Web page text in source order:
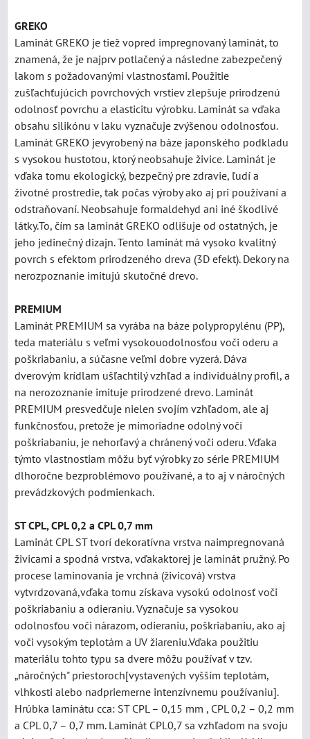
GREKO
Laminát GREKO je tiež vopred impregnovaný laminát, to
znamená, že je najprv potlačený a následne zabezpečený
lakom s požadovanými vlastnosťami. Použitie
zušľachťujúcich povrchových vrstiev zlepšuje prirodzenú
odolnosť povrchu a elasticitu výrobku. Laminát sa vďaka
obsahu silikónu v laku vyznačuje zvýšenou odolnosťou.
Laminát GREKO jevyrobený na báze japonského podkladu
s vysokou hustotou, ktorý neobsahuje živice. Laminát je
vďaka tomu ekologický, bezpečný pre zdravie, ľudí a
životné prostredie, tak počas výroby ako aj pri používaní a
odstraňovaní. Neobsahuje formaldehyd ani iné škodlivé
látky.To, čím sa laminát GREKO odlišuje od ostatných, je
jeho jedinečný dizajn. Tento laminát má vysoko kvalitný
povrch s efektom prirodzeného dreva (3D efekt). Dekory na
nerozpoznanie imitujú skutočné drevo.
PREMIUM
Laminát PREMIUM sa vyrába na báze polypropylénu (PP),
teda materiálu s veľmi vysokouodolnosťou voči oderu a
poškriabaniu, a súčasne veľmi dobre vyzerá. Dáva
dverovým krídlam ušľachtilý vzhľad a individuálny profil, a
na nerozoznanie imituje prirodzené drevo. Laminát
PREMIUM presvedčuje nielen svojím vzhľadom, ale aj
funkčnosťou, pretože je mimoriadne odolný voči
poškriabaniu, je nehorľavý a chránený voči oderu. Vďaka
týmto vlastnostiam môžu byť výrobky zo série PREMIUM
dlhoročne bezproblémovo používané, a to aj v náročných
prevádzkových podmienkach.
ST CPL, CPL 0,2 a CPL 0,7 mm
Laminát CPL ST tvorí dekoratívna vrstva naimpregnovaná
živicami a spodná vrstva, vďakaktorej je laminát pružný. Po
procese laminovania je vrchná (živicová) vrstva
vytvrdzovaná,vďaka tomu získava vysokú odolnosť voči
poškriabaniu a odieraniu. Vyznačuje sa vysokou
odolnosťou voči nárazom, odieraniu, poškriabaniu, ako aj
voči vysokým teplotám a UV žiareniu.Vďaka použitiu
materiálu tohto typu sa dvere môžu používať v tzv.
„náročných" priestoroch[vystavených vyšším teplotám,
vlhkosti alebo nadpriemerne intenzívnemu používaniu].
Hrúbka laminátu cca: ST CPL – 0,15 mm , CPL 0,2 – 0,2 mm
a CPL 0,7 – 0,7 mm. Laminát CPL0,7 sa vzhľadom na svoju